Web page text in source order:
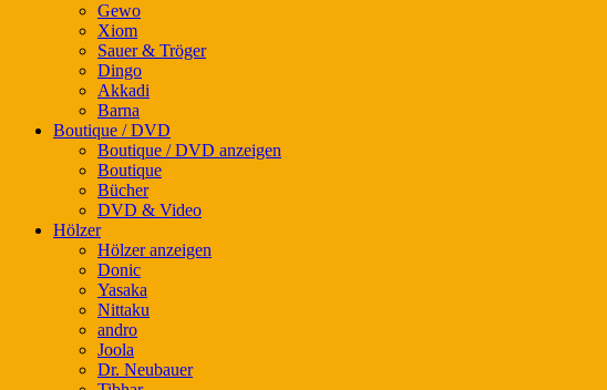
Gewo
Xiom
Sauer & Tröger
Dingo
Akkadi
Barna
Boutique / DVD
Boutique / DVD anzeigen
Boutique
Bücher
DVD & Video
Hölzer
Hölzer anzeigen
Donic
Yasaka
Nittaku
andro
Joola
Dr. Neubauer